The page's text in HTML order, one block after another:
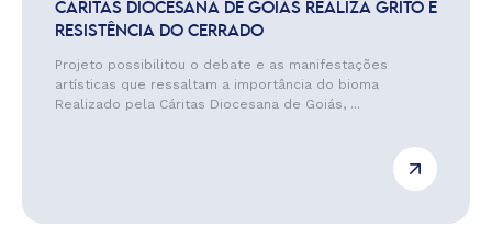
CÁRITAS DIOCESANA DE GOIÁS REALIZA GRITO E
RESISTÊNCIA DO CERRADO
Projeto possibilitou o debate e as manifestações
artísticas que ressaltam a importância do bioma
Realizado pela Cáritas Diocesana de Goiás, ...